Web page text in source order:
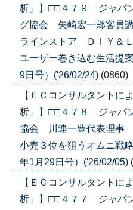
析」】□□４７９ ジャパ
グ協会 矢崎宏一郎客員
ラインストア ＤＩＹ＆
ユーザー巻き込む生活提
9日号）('26/02/24) (0860)
【ＥＣコンサルタントに
析」】□□４７８ ジャパ
協会 川連一豊代表理事
小売３位を狙うオムニ戦
年1月29日号）('26/02/05)
【ＥＣコンサルタントに
析」】□□４７７ ジャパ